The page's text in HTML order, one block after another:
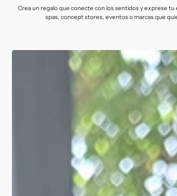
Crea un regalo que conecte con los sentidos y exprese tu
spas, concept stores, eventos o marcas que